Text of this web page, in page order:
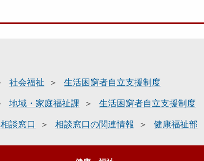
社会福祉 生活困窮者自立支援制度
地域・家庭福祉課 生活困窮者自立支援制度
相談窓口 相談窓口の関連情報 健康福祉部